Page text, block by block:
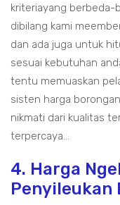
kriteriayang berbeda-
dibilang kami
dan ada juga untuk
sesuai kebutuhan
tentu memuaskan
sisten harga
nikmati dari kualitas
terpercaya...
4. Harga
Penyileukan